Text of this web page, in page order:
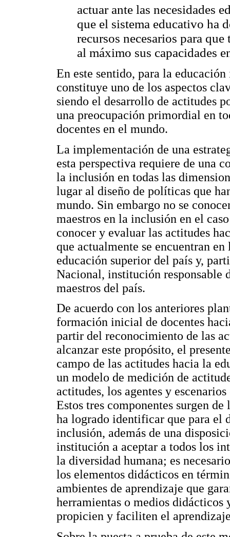
actuar ante las necesidades
que el sistema educativo ha
recursos necesarios para
al máximo sus capacidades
En este sentido, para la
constituye uno de los aspectos
siendo el desarrollo de actitudes
una preocupación primordial en
docentes en el mundo.
La implementación de una
esta perspectiva requiere de una
la inclusión en todas las
lugar al diseño de políticas que
mundo. Sin embargo no se
maestros en la inclusión en el
conocer y evaluar las actitudes
que actualmente se encuentran
educación superior del país y,
Nacional, institución responsable
maestros del país.
De acuerdo con los anteriores
formación inicial de docentes
partir del reconocimiento de las
alcanzar este propósito, el
campo de las actitudes hacia la
un modelo de medición de
actitudes, los agentes y
Estos tres componentes surgen
ha logrado identificar que para el
inclusión, además de una
institución a aceptar a todos los
la diversidad humana; es
los elementos didácticos en
ambientes de aprendizaje que
herramientas o medios didácticos
propicien y faciliten el